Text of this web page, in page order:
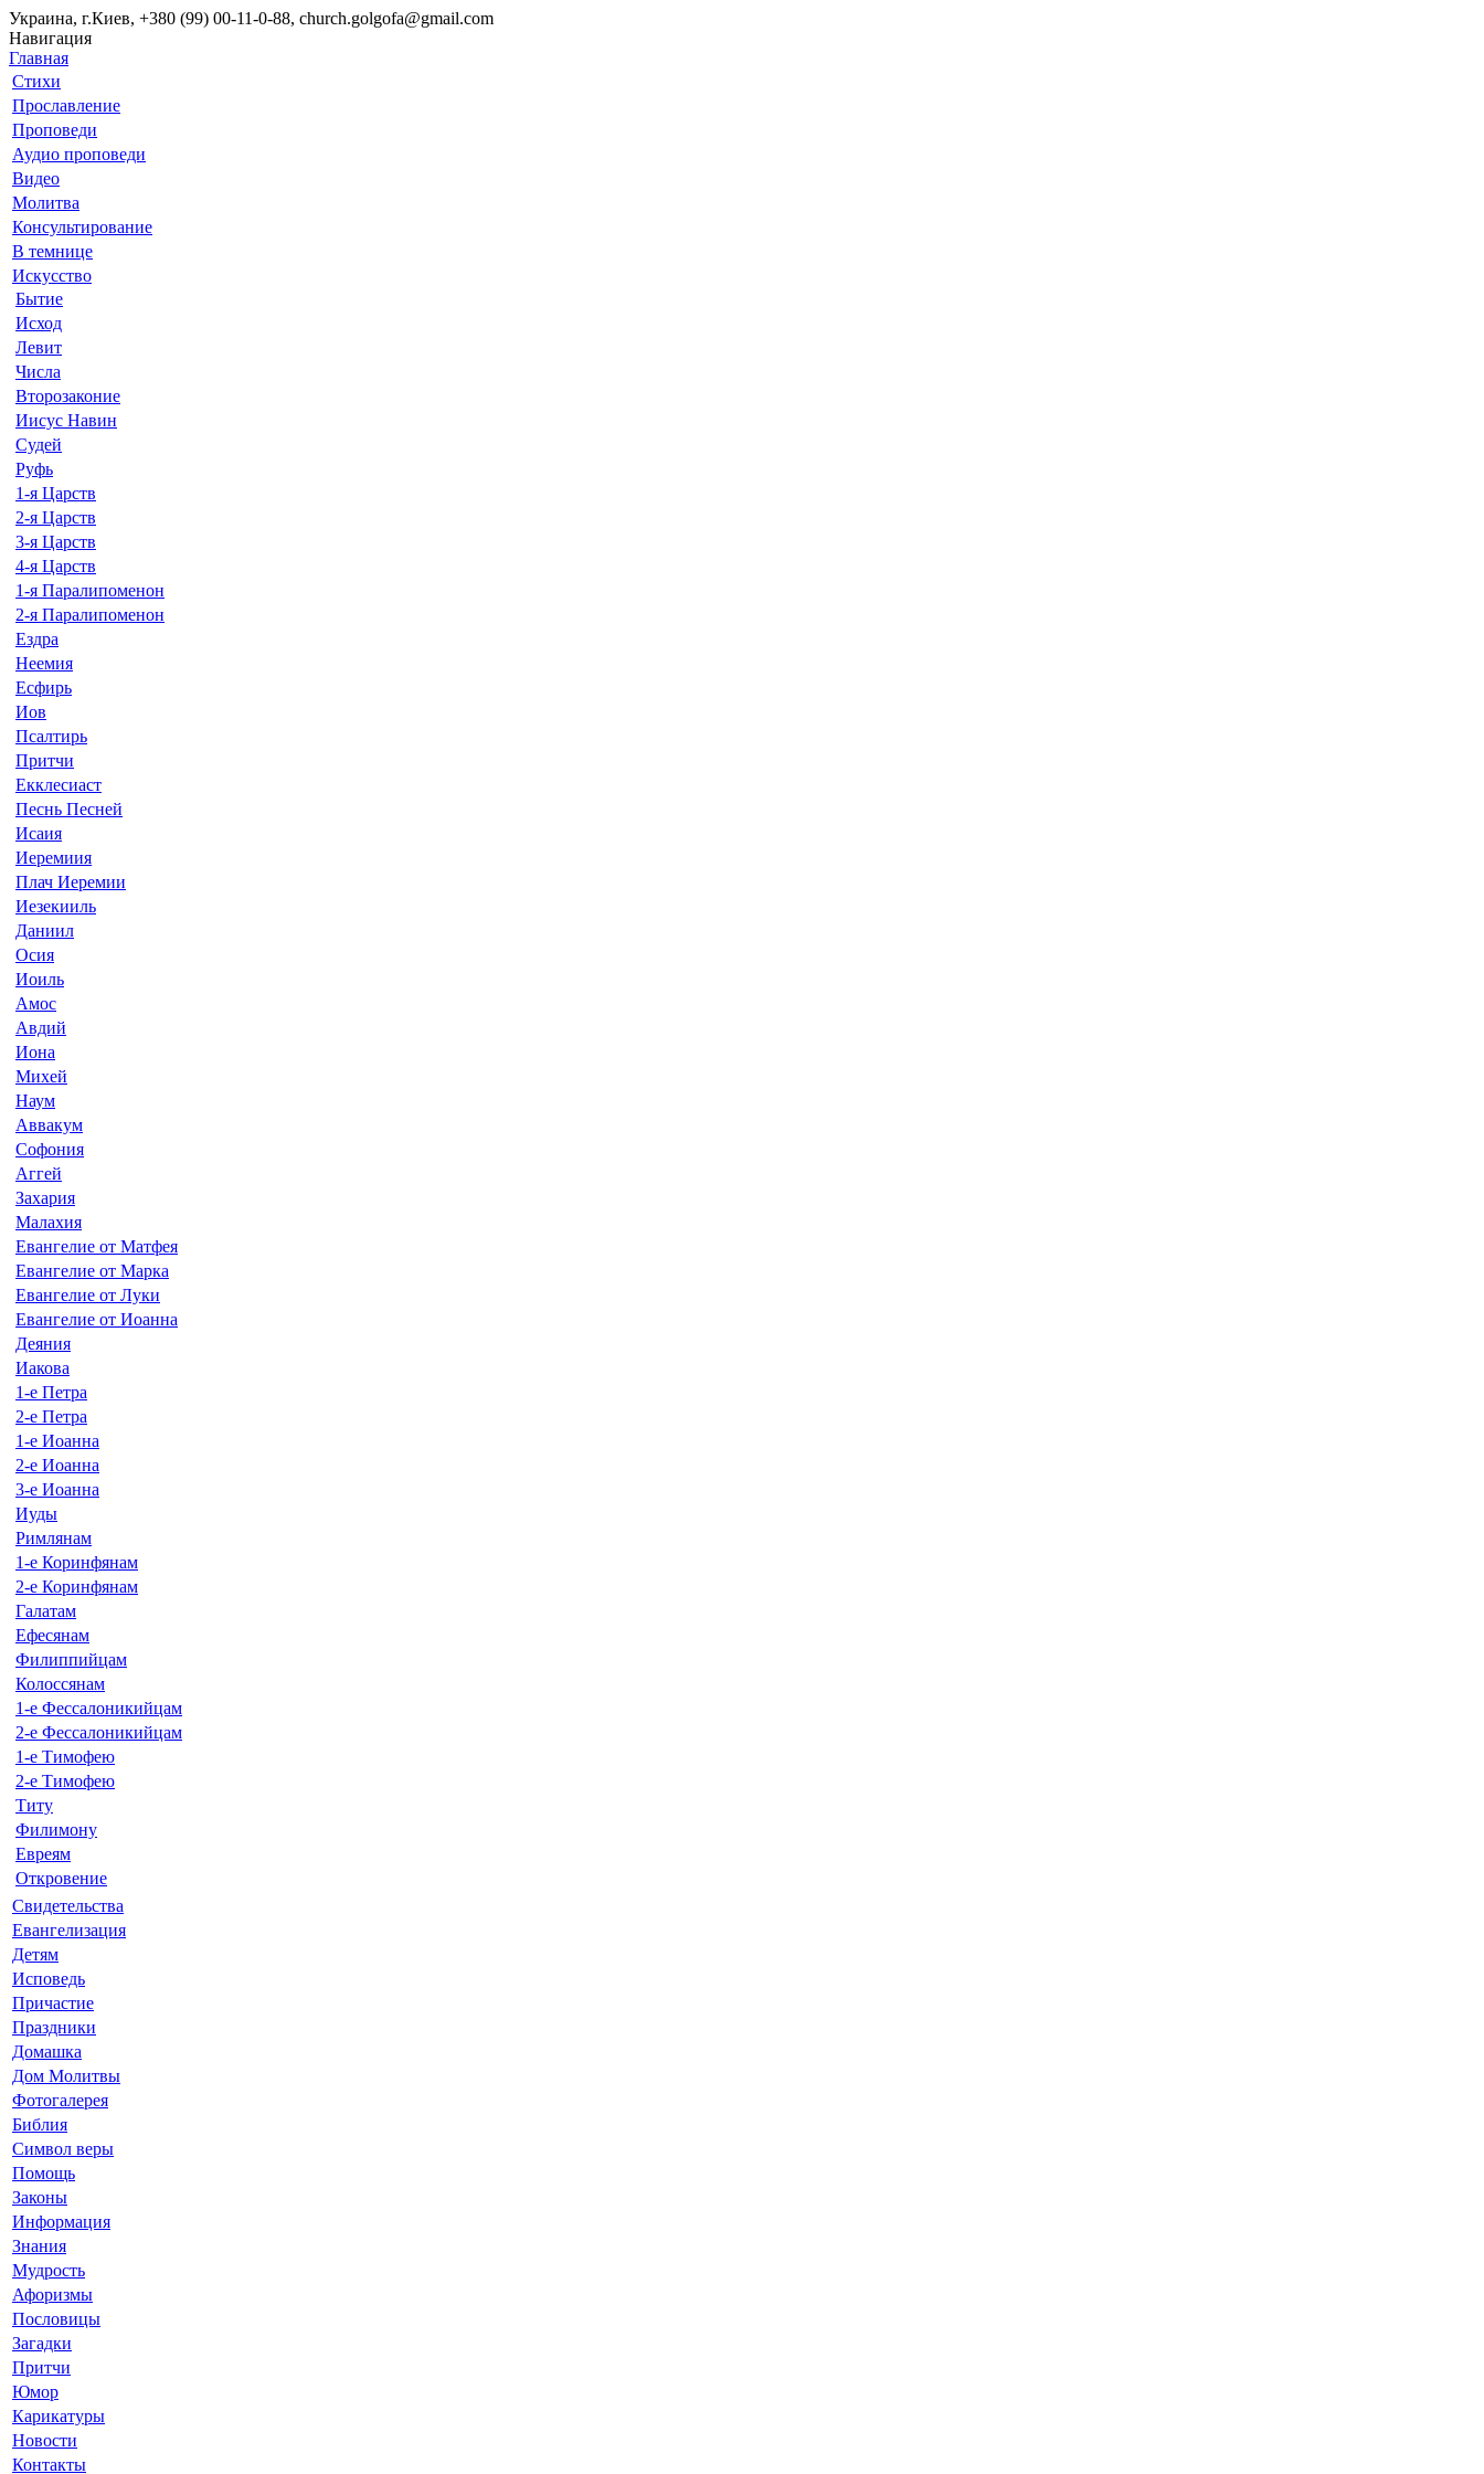
Украина, г.Киев, +380 (99) 00-11-0-88, church.golgofa@gmail.com
Навигация
Главная
Стихи
Прославление
Проповеди
Аудио проповеди
Видео
Молитва
Консультирование
В темнице
Искусство
Бытие
Исход
Левит
Числа
Второзаконие
Иисус Навин
Судей
Руфь
1-я Царств
2-я Царств
3-я Царств
4-я Царств
1-я Паралипоменон
2-я Паралипоменон
Ездра
Неемия
Есфирь
Иов
Псалтирь
Притчи
Екклесиаст
Песнь Песней
Исаия
Иеремиия
Плач Иеремии
Иезекииль
Даниил
Осия
Иоиль
Амос
Авдий
Иона
Михей
Наум
Аввакум
Софония
Аггей
Захария
Малахия
Евангелие от Матфея
Евангелие от Марка
Евангелие от Луки
Евангелие от Иоанна
Деяния
Иакова
1-е Петра
2-е Петра
1-е Иоанна
2-е Иоанна
3-е Иоанна
Иуды
Римлянам
1-е Коринфянам
2-е Коринфянам
Галатам
Ефесянам
Филиппийцам
Колоссянам
1-е Фессалоникийцам
2-е Фессалоникийцам
1-е Тимофею
2-е Тимофею
Титу
Филимону
Евреям
Откровение
Свидетельства
Евангелизация
Детям
Исповедь
Причастие
Праздники
Домашка
Дом Молитвы
Фотогалерея
Библия
Символ веры
Помощь
Законы
Информация
Знания
Мудрость
Афоризмы
Пословицы
Загадки
Притчи
Юмор
Карикатуры
Новости
Контакты